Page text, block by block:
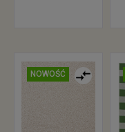
NOWOŚĆ